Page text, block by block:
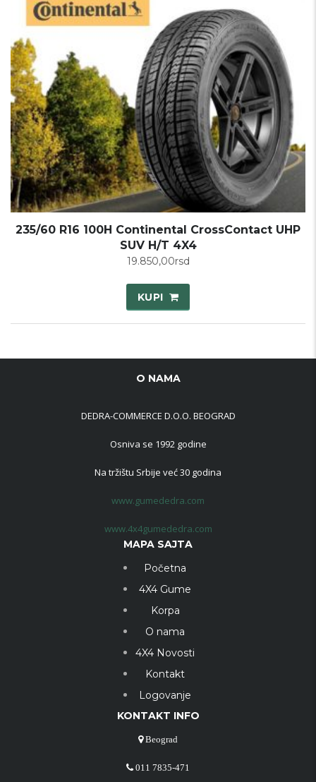
235/60 R16 100H Continental CrossContact UHP
SUV H/T 4X4
19.850,00rsd
KUPI
O NAMA
DEDRA-COMMERCE D.O.O. BEOGRAD
Osniva se 1992 godine
Na tržištu Srbije već 30 godina
www.gumededra.com
www.4x4gumededra.com
MAPA SAJTA
Početna
4X4 Gume
Korpa
O nama
4X4 Novosti
Kontakt
Logovanje
KONTAKT INFO
Beograd
011 7835-471